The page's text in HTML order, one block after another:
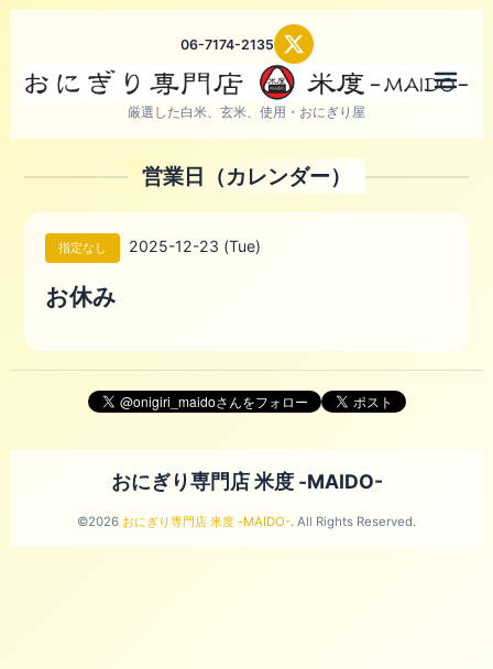
06-7174-2135
厳選した白米、玄米、使用・おにぎり屋
営業日（カレンダー）
指定なし 2025-12-23 (Tue)
お休み
おにぎり専門店 米度 -MAIDO-
©2026 おにぎり専門店 米度 -MAIDO-. All Rights Reserved.